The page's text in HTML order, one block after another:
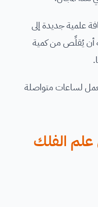
علمية جديدة إلى
أن يُقلِّص من كمية
لساعات متواصلة
الفلك